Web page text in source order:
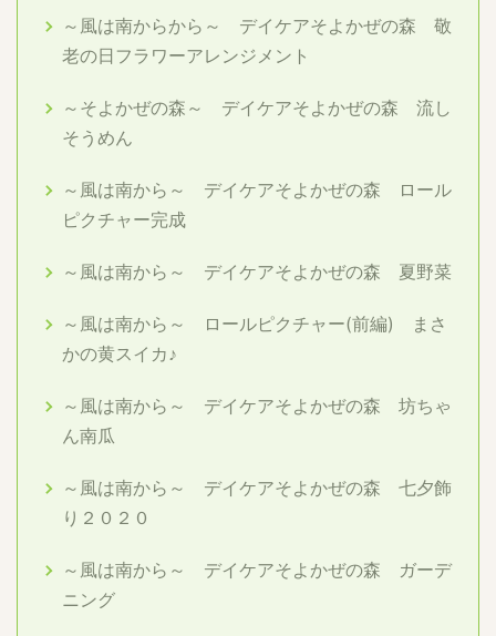
～風は南からから～ デイケアそよかぜの森 敬
老の日フラワーアレンジメント
～そよかぜの森～ デイケアそよかぜの森 流し
そうめん
～風は南から～ デイケアそよかぜの森 ロール
ピクチャー完成
～風は南から～ デイケアそよかぜの森 夏野菜
～風は南から～ ロールピクチャー(前編) まさ
かの黄スイカ♪
～風は南から～ デイケアそよかぜの森 坊ちゃ
ん南瓜
～風は南から～ デイケアそよかぜの森 七夕飾
り２０２０
～風は南から～ デイケアそよかぜの森 ガーデ
ニング